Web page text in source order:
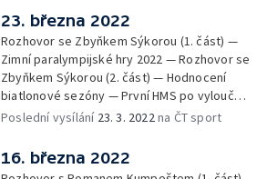
23. března 2022
Rozhovor se Zbyňkem Sýkorou (1. část) —
Zimní paralympijské hry 2022 — Rozhovor se
Zbyňkem Sýkorou (2. část) — Hodnocení
biatlonové sezóny — První HMS po vyloučení
Rusů a Bělorusů — Olympijské plány Markéty
z Pekingu
Poslední vysílání 23. 3. 2022na ČT sport
16. března 2022